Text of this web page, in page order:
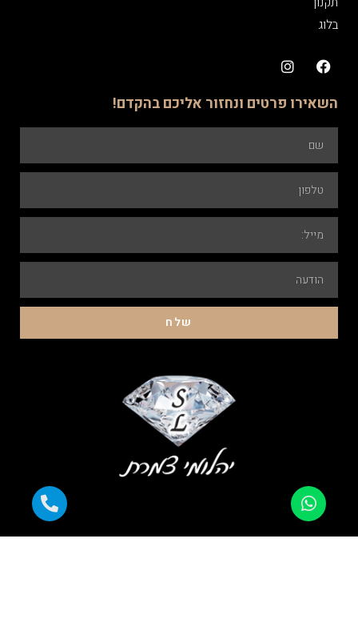
בלוג
השאירו פרטים ונחזור אליכם בהקדם!
שלח